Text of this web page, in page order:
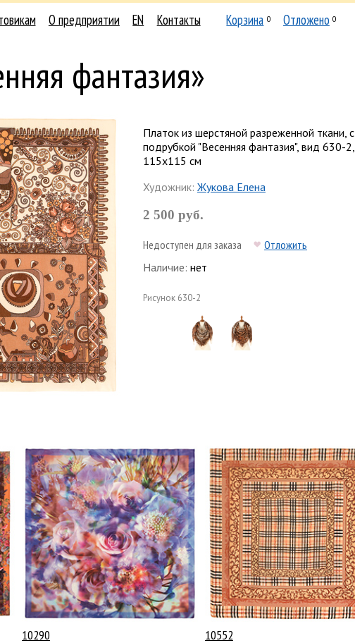
О предприятии EN Контакты Корзина 0 Отложено 0
фантазия»
Платок из шерстяной разреженной ткани, с
подрубкой "Весенняя фантазия", вид 630-2,
115х115 см
Художник: Жукова Елена
2 500 руб.
Недоступен для заказа
Отложить
Наличие: нет
Рисунок 630-2
10290
10552